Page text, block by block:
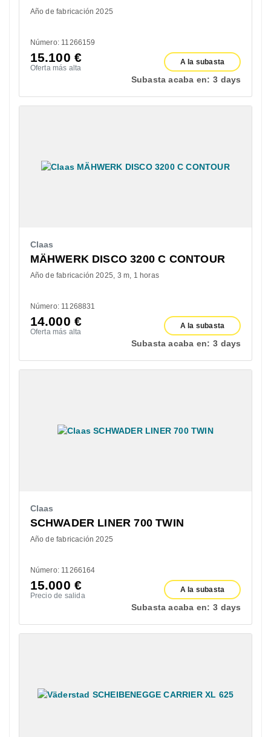
Año de fabricación 2025
Número: 11266159
15.100 €
Oferta más alta
A la subasta
Subasta acaba en: 3 days
Claas
MÄHWERK DISCO 3200 C CONTOUR
Año de fabricación 2025 3 m 1 horas
Número: 11268831
14.000 €
Oferta más alta
A la subasta
Subasta acaba en: 3 days
Claas
SCHWADER LINER 700 TWIN
Año de fabricación 2025
Número: 11266164
15.000 €
Precio de salida
A la subasta
Subasta acaba en: 3 days